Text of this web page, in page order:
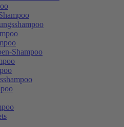
Shampoo